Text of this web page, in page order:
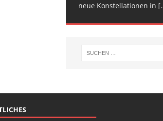
neue Konstellationen in